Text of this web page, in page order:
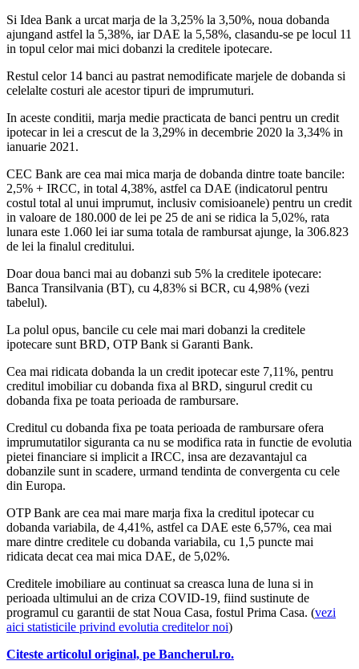
Si Idea Bank a urcat marja de la 3,25% la 3,50%, noua dobanda
ajungand astfel la 5,38%, iar DAE la 5,58%, clasandu-se pe locul 11
in topul celor mai mici dobanzi la creditele ipotecare.
Restul celor 14 banci au pastrat nemodificate marjele de dobanda si
celelalte costuri ale acestor tipuri de imprumuturi.
In aceste conditii, marja medie practicata de banci pentru un credit
ipotecar in lei a crescut de la 3,29% in decembrie 2020 la 3,34% in
ianuarie 2021.
CEC Bank are cea mai mica marja de dobanda dintre toate bancile:
2,5% + IRCC, in total 4,38%, astfel ca DAE (indicatorul pentru
costul total al unui imprumut, inclusiv comisioanele) pentru un credit
in valoare de 180.000 de lei pe 25 de ani se ridica la 5,02%, rata
lunara este 1.060 lei iar suma totala de rambursat ajunge, la 306.823
de lei la finalul creditului.
Doar doua banci mai au dobanzi sub 5% la creditele ipotecare:
Banca Transilvania (BT), cu 4,83% si BCR, cu 4,98% (vezi
tabelul).
La polul opus, bancile cu cele mai mari dobanzi la creditele
ipotecare sunt BRD, OTP Bank si Garanti Bank.
Cea mai ridicata dobanda la un credit ipotecar este 7,11%, pentru
creditul imobiliar cu dobanda fixa al BRD, singurul credit cu
dobanda fixa pe toata perioada de rambursare.
Creditul cu dobanda fixa pe toata perioada de rambursare ofera
imprumutatilor siguranta ca nu se modifica rata in functie de evolutia
pietei financiare si implicit a IRCC, insa are dezavantajul ca
dobanzile sunt in scadere, urmand tendinta de convergenta cu cele
din Europa.
OTP Bank are cea mai mare marja fixa la creditul ipotecar cu
dobanda variabila, de 4,41%, astfel ca DAE este 6,57%, cea mai
mare dintre creditele cu dobanda variabila, cu 1,5 puncte mai
ridicata decat cea mai mica DAE, de 5,02%.
Creditele imobiliare au continuat sa creasca luna de luna si in
perioada ultimului an de criza COVID-19, fiind sustinute de
programul cu garantii de stat Noua Casa, fostul Prima Casa. (vezi
aici statisticile privind evolutia creditelor noi)
Citeste articolul original, pe Bancherul.ro.